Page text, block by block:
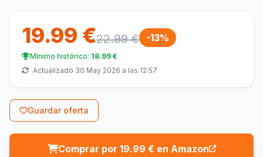
19.99 €22.99 € -13%
Mínimo histórico: 18.99 €
Actualizado 30 May 2026 a las 12:57
Guardar oferta
Comprar por 19.99 € en Amazon